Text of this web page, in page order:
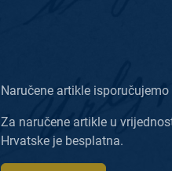
Naručene artikle
Za naručene artikle u
Hrvatske je besplatna.